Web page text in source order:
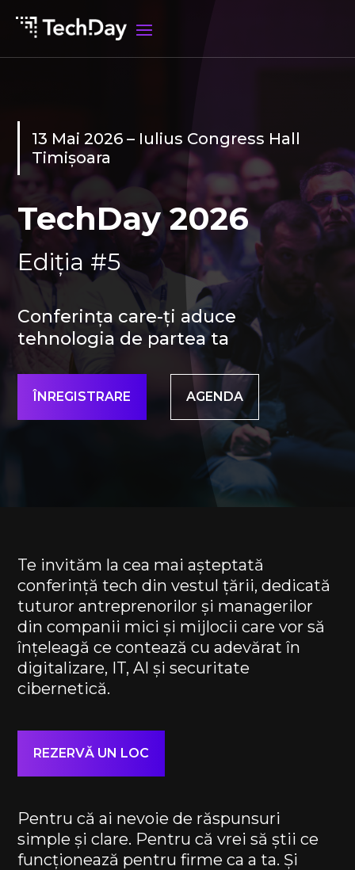
13 Mai 2026 – Iulius Congress Hall
Timișoara
TechDay 2026
Ediția #5
Conferința care-ți aduce
tehnologia de partea ta
ÎNREGISTRARE AGENDA
Te invităm la cea mai așteptată
conferință tech din vestul țării, dedicată
tuturor antreprenorilor și managerilor
din companii mici și mijlocii care vor să
înțeleagă ce contează cu adevărat în
digitalizare, IT, AI și securitate
cibernetică.
REZERVĂ UN LOC
Pentru că ai nevoie de răspunsuri
simple și clare. Pentru că vrei să știi ce
funcționează pentru firme ca a ta. Și